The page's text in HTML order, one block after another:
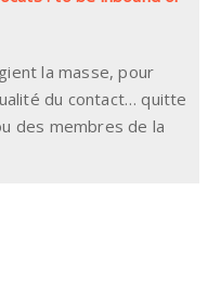
la masse, pour
du contact… quitte
des membres de la